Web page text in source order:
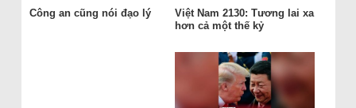
Công an cũng nói đạo lý
Việt Nam 2130: Tương lai xa
hơn cả một thế kỷ